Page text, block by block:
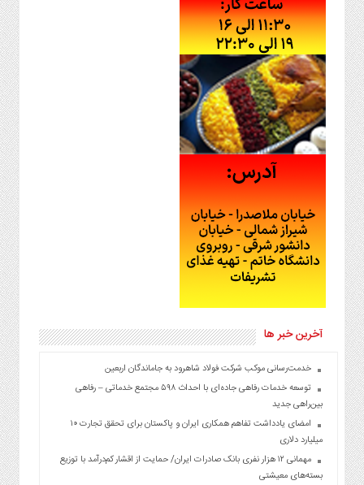
آخرین خبر ها
خدمت‌رسانی موکب شرکت فولاد شاهرود به جاماندگان اربعین
توسعه خدمات رفاهی جاده‌ای با احداث ۵۹۸ مجتمع خدماتی – رفاهی
بین‌راهی جدید
امضای یادداشت تفاهم همکاری ایران و پاکستان برای تحقق تجارت ۱۰
میلیارد دلاری
مهمانی ۱۲ هزار نفری بانک صادرات ایران/ حمایت از اقشار کم‌درآمد با توزیع
بسته‌های معیشتی